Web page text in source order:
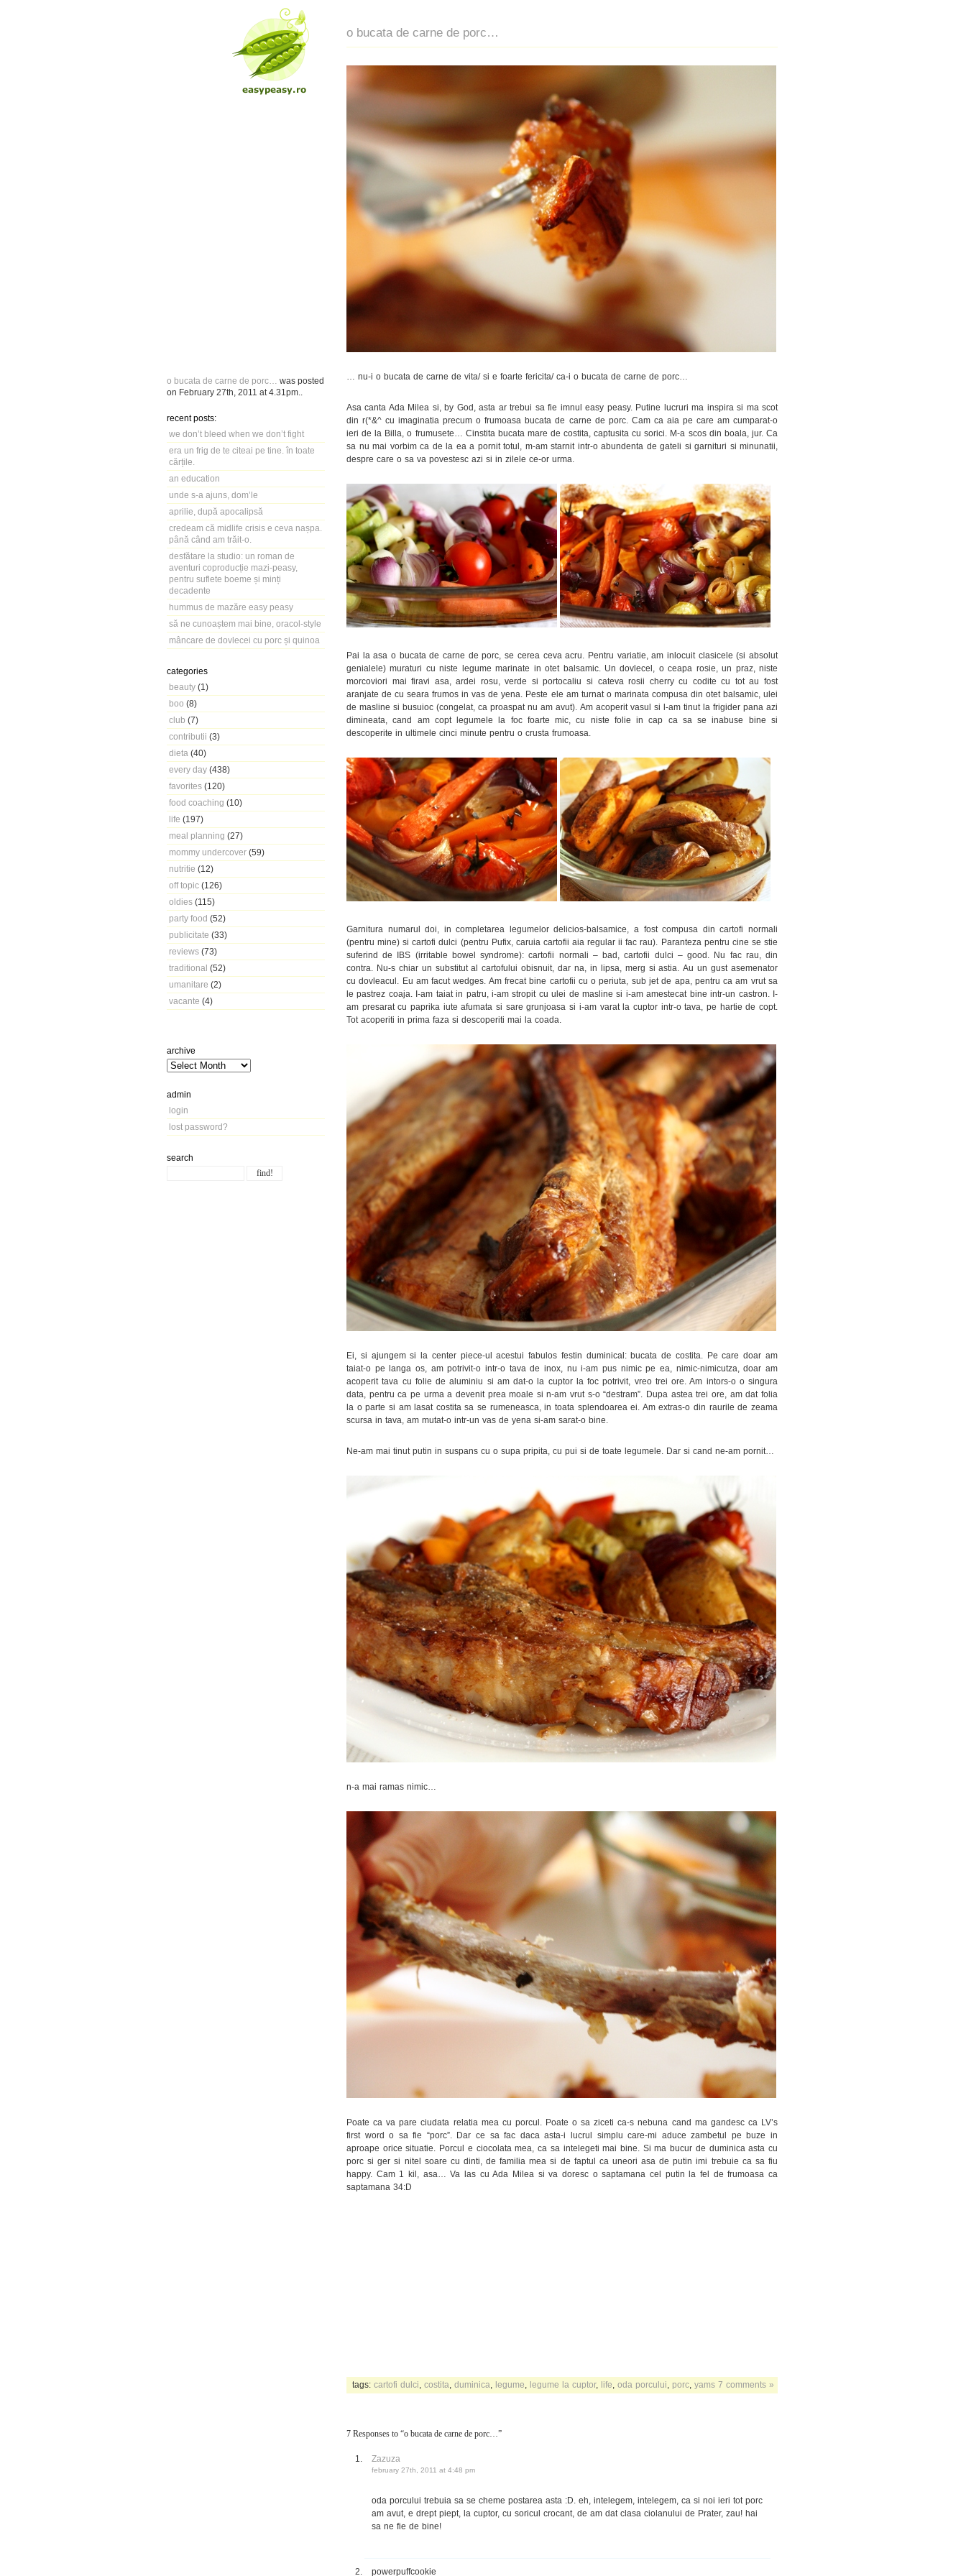
o bucata de carne de porc…
was posted
on February 27th, 2011 at 4.31pm
recent posts:
we don’t bleed when we don’t fight
era un frig de te citeai pe tine. în toate
cărțile.
an education
unde s-a ajuns, dom’le
aprilie, după apocalipsă
credeam că midlife crisis e ceva nașpa.
până când am trăit-o.
desfătare la studio: un roman de
aventuri coproducție mazi-peasy,
pentru suflete boeme și minți
decadente
hummus de mazăre easy peasy
să ne cunoaștem mai bine, oracol-style
mâncare de dovlecei cu porc și quinoa
categories
beauty (1)
boo (8)
club (7)
contributii (3)
dieta (40)
every day (438)
favorites (120)
food coaching (10)
life (197)
meal planning (27)
mommy undercover (59)
nutritie (12)
off topic (126)
oldies (115)
party food (52)
publicitate (33)
reviews (73)
traditional (52)
umanitare (2)
vacante (4)
archive
admin
login
lost password?
search
o bucata de carne de porc…
… nu-i o bucata de carne de vita/ si e foarte fericita/ ca-i o bucata de carne de porc…
Asa canta Ada Milea si, by God, asta ar trebui sa fie imnul easy peasy. Putine lucruri ma inspira si ma scot
din r(*&^ cu imaginatia precum o frumoasa bucata de carne de porc. Cam ca aia pe care am cumparat-o
ieri de la Billa, o frumusete… Cinstita bucata mare de costita, captusita cu sorici. M-a scos din boala, jur. Ca
sa nu mai vorbim ca de la ea a pornit totul, m-am starnit intr-o abundenta de gateli si garnituri si minunatii,
despre care o sa va povestesc azi si in zilele ce-or urma.
Pai la asa o bucata de carne de porc, se cerea ceva acru. Pentru variatie, am inlocuit clasicele (si absolut
genialele) muraturi cu niste legume marinate in otet balsamic. Un dovlecel, o ceapa rosie, un praz, niste
morcoviori mai firavi asa, ardei rosu, verde si portocaliu si cateva rosii cherry cu codite cu tot au fost
aranjate de cu seara frumos in vas de yena. Peste ele am turnat o marinata compusa din otet balsamic, ulei
de masline si busuioc (congelat, ca proaspat nu am avut). Am acoperit vasul si l-am tinut la frigider pana azi
dimineata, cand am copt legumele la foc foarte mic, cu niste folie in cap ca sa se inabuse bine si
descoperite in ultimele cinci minute pentru o crusta frumoasa.
Garnitura numarul doi, in completarea legumelor delicios-balsamice, a fost compusa din cartofi normali
(pentru mine) si cartofi dulci (pentru Pufix, caruia cartofii aia regular ii fac rau). Paranteza pentru cine se stie
suferind de IBS (irritable bowel syndrome): cartofii normali – bad, cartofii dulci – good. Nu fac rau, din
contra. Nu-s chiar un substitut al cartofului obisnuit, dar na, in lipsa, merg si astia. Au un gust asemenator
cu dovleacul. Eu am facut wedges. Am frecat bine cartofii cu o periuta, sub jet de apa, pentru ca am vrut sa
le pastrez coaja. I-am taiat in patru, i-am stropit cu ulei de masline si i-am amestecat bine intr-un castron. I-
am presarat cu paprika iute afumata si sare grunjoasa si i-am varat la cuptor intr-o tava, pe hartie de copt.
Tot acoperiti in prima faza si descoperiti mai la coada.
Ei, si ajungem si la center piece-ul acestui fabulos festin duminical: bucata de costita. Pe care doar am
taiat-o pe langa os, am potrivit-o intr-o tava de inox, nu i-am pus nimic pe ea, nimic-nimicutza, doar am
acoperit tava cu folie de aluminiu si am dat-o la cuptor la foc potrivit, vreo trei ore. Am intors-o o singura
data, pentru ca pe urma a devenit prea moale si n-am vrut s-o “destram”. Dupa astea trei ore, am dat folia
la o parte si am lasat costita sa se rumeneasca, in toata splendoarea ei. Am extras-o din raurile de zeama
scursa in tava, am mutat-o intr-un vas de yena si-am sarat-o bine.
Ne-am mai tinut putin in suspans cu o supa pripita, cu pui si de toate legumele. Dar si cand ne-am pornit…
n-a mai ramas nimic…
Poate ca va pare ciudata relatia mea cu porcul. Poate o sa ziceti ca-s nebuna cand ma gandesc ca LV’s
first word o sa fie “porc”. Dar ce sa fac daca asta-i lucrul simplu care-mi aduce zambetul pe buze in
aproape orice situatie. Porcul e ciocolata mea, ca sa intelegeti mai bine. Si ma bucur de duminica asta cu
porc si ger si nitel soare cu dinti, de familia mea si de faptul ca uneori asa de putin imi trebuie ca sa fiu
happy. Cam 1 kil, asa… Va las cu Ada Milea si va doresc o saptamana cel putin la fel de frumoasa ca
saptamana 34:D
tags: cartofi dulci costita duminica legume legume la cuptor, life oda porcului porc yams 7 comments »
7 Responses to “o bucata de carne de porc…”
Zazuza
february 27th, 2011 at 4:48 pm
oda porcului trebuia sa se cheme postarea asta :D. eh, intelegem, intelegem, ca si noi ieri tot porc
am avut, e drept piept, la cuptor, cu soricul crocant, de am dat clasa ciolanului de Prater, zau! hai
sa ne fie de bine!
powerpuffcookie